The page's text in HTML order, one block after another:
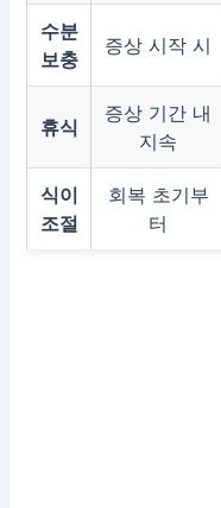
수분
보충
증상 시작 시
휴식
증상 기간 내
지속
식이
조절
회복 초기부
터